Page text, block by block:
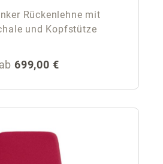
Rückenlehne mit
und Kopfstütze
Regulärer Preis:
ab 699,00 €